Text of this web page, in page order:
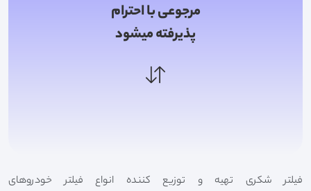
مرجوعی با احترام
پذیرفته میشود
فیلتر شکری تهیه و توزیع کننده انواع فیلتر خودروهای